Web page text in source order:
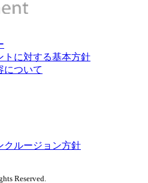
トに対する基本方針
について
クルージョン方針
Reserved.